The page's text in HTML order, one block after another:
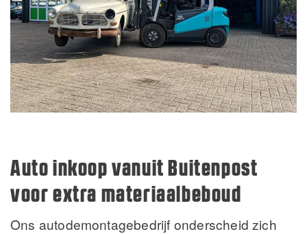
Auto inkoop vanuit Buitenpost
voor extra materiaalbeboud
Ons autodemontagebedrijf onderscheid zich